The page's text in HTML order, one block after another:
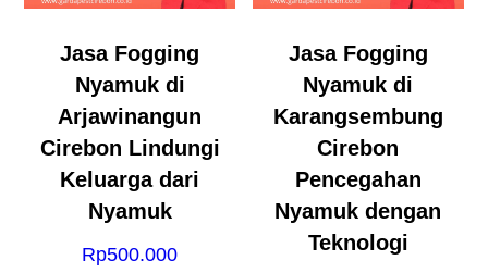
Jasa Fogging
Nyamuk di
Arjawinangun
Cirebon Lindungi
Keluarga dari
Nyamuk
Rp500.000
Jasa Fogging
Nyamuk di
Karangsembung
Cirebon
Pencegahan
Nyamuk dengan
Teknologi